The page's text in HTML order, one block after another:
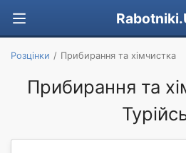
Розцінки Прибирання та хімчистка
Прибирання та